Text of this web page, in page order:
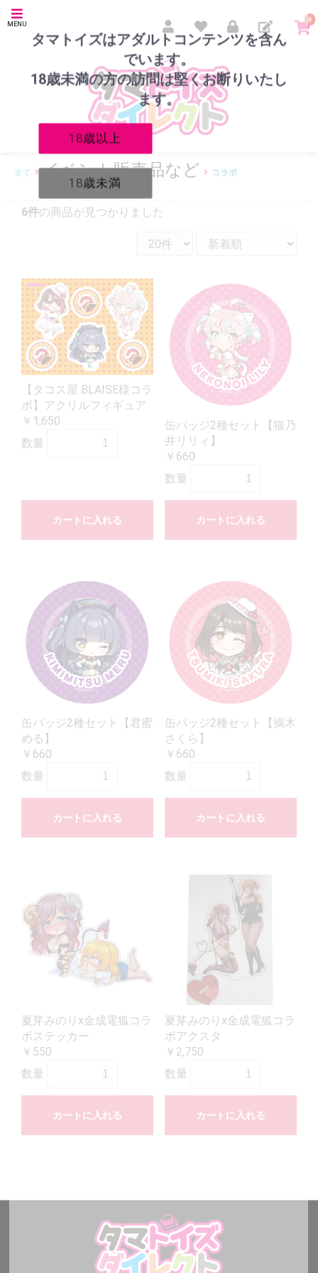
タマトイズはアダルトコンテンツを含ん
でいます。
18歳未満の方の訪問は堅くお断りいたし
ます。
18歳以上
18歳未満
MENU
0
全て イベント販売品など コラボ
6件の商品が見つかりました
【タコス屋 BLAISE様コラ
ボ】アクリルフィギュア
￥1,650
数量
カートに入れる
缶バッジ2種セット【猫乃
井リリィ】
￥660
数量
カートに入れる
缶バッジ2種セット【君蜜
める】
￥660
数量
カートに入れる
缶バッジ2種セット【摘木
さくら】
￥660
数量
カートに入れる
夏芽みのりx金成電狐コラ
ボステッカー
￥550
数量
カートに入れる
夏芽みのりx金成電狐コラ
ボアクスタ
￥2,750
数量
カートに入れる